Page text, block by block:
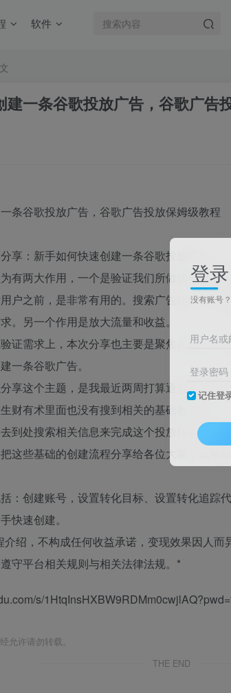
软件
建一条谷歌投放广告，谷歌广告
享：新手如何快速创建一条谷歌投放广告。
有两大作用，一个是验证我们所做的网站是否
户之前，是非常有用的。搜索广告能让一个
。另一个作用是放大流量和收益。
证需求上，本次分享也主要是聚焦在这里，
一条谷歌广告。
享这个主题，是我最近两周打算通过谷歌广
财有术里面也没有搜到相关的基础教程。
到处搜索相关信息来完成这个投放任务。现
这些基础的创建流程分享给各位大家，以帮
：创建账号，设置转化目标、设置转化追踪
快速创建。
介绍，不构成任何收益承诺，变现效果因人
守平台相关规则与相关法律法规。*
s/
允许请勿转载。
THE END
登录
没有账号
用户名或
登录密码
记住登